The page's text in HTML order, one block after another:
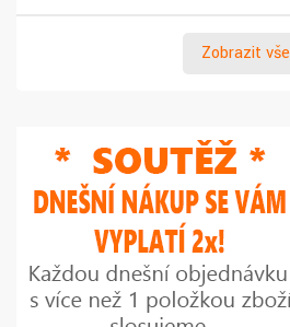
Zobrazit vše